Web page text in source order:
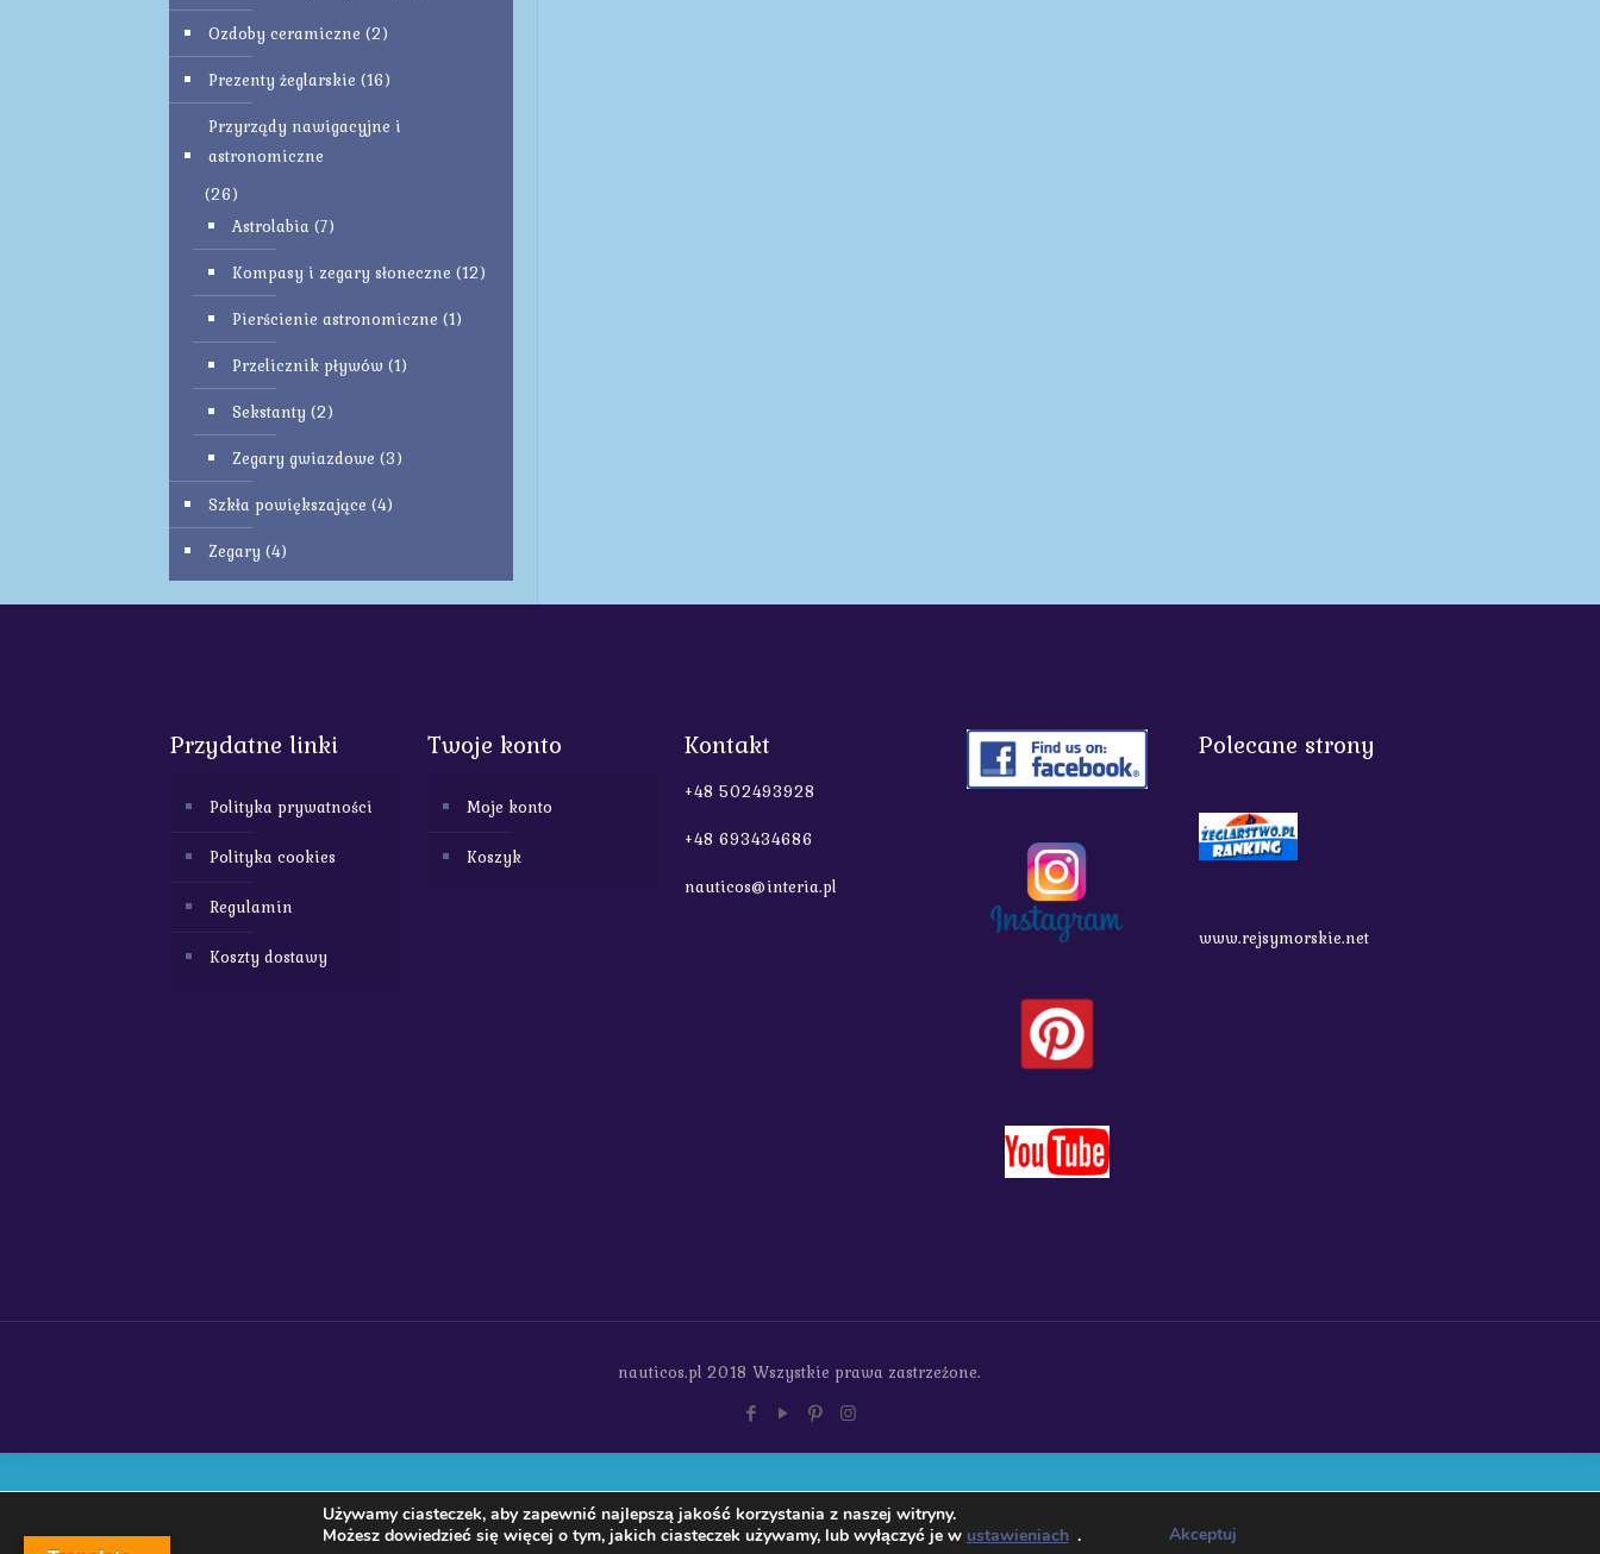
Ozdoby ceramiczne (2)
Prezenty żeglarskie (16)
Przyrządy nawigacyjne i
astronomiczne
(26)
Astrolabia (7)
Kompasy i zegary słoneczne (12)
Pierścienie astronomiczne (1)
Przelicznik pływów (1)
Sekstanty (2)
Zegary gwiazdowe (3)
Szkła powiększające (4)
Zegary (4)
Przydatne linki
Polityka prywatności
Polityka cookies
Regulamin
Koszty dostawy
Twoje konto
Moje konto
Koszyk
Kontakt
+48 502493928
+48 693434686
nauticos@interia.pl
Polecane strony
www.rejsymorskie.net
nauticos.pl 2018 Wszystkie prawa zastrzeżone.
Używamy ciasteczek, aby zapewnić najlepszą jakość korzystania z naszej witryny.
Możesz dowiedzieć się więcej o tym, jakich ciasteczek używamy, lub wyłączyć je w ustawieniach . Akceptuj